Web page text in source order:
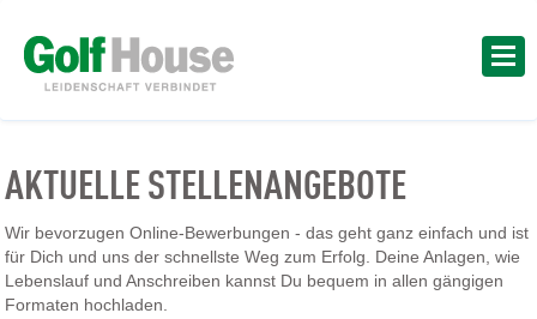
AKTUELLE STELLENANGEBOTE
Wir bevorzugen Online-Bewerbungen - das geht ganz einfach und ist
für Dich und uns der schnellste Weg zum Erfolg. Deine Anlagen, wie
Lebenslauf und Anschreiben kannst Du bequem in allen gängigen
Formaten hochladen.